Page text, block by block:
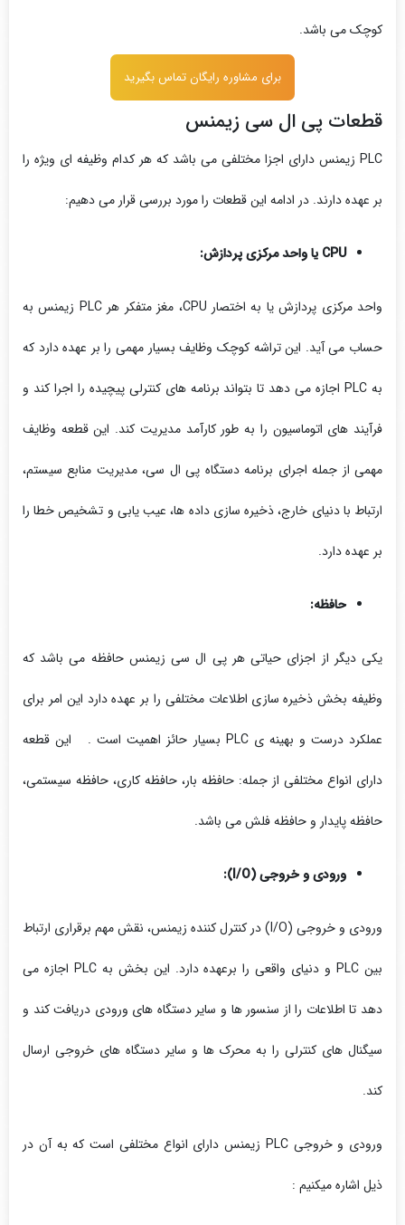
کوچک می باشد.
برای مشاوره رایگان تماس بگیرید
قطعات پی ال سی زیمنس
PLC زیمنس دارای اجزا مختلفی می باشد که هر کدام وظیفه ‌ای ویژه را
بر عهده دارند. در ادامه این قطعات را مورد بررسی قرار می دهیم:
CPU یا واحد مرکزی پردازش:
واحد مرکزی پردازش یا به اختصار CPU، مغز متفکر هر PLC زیمنس به
حساب می آید. این تراشه کوچک وظایف بسیار مهمی را بر عهده دارد که
به PLC اجازه می‌ دهد تا بتواند برنامه‌ های کنترلی پیچیده را اجرا کند و
فرآیند های اتوماسیون را به طور کارآمد مدیریت کند. این قطعه وظایف
مهمی از جمله اجرای برنامه دستگاه پی ال سی، مدیریت منابع سیستم،
ارتباط با دنیای خارج، ذخیره سازی داده ها، عیب یابی و تشخیص خطا را
بر عهده دارد.
حافظه:
یکی دیگر از اجزای حیاتی هر پی ال سی زیمنس حافظه می باشد که
وظیفه بخش ذخیره سازی اطلاعات مختلفی را بر عهده دارد این امر برای
عملکرد درست و بهینه ی PLC بسیار حائز اهمیت است . این قطعه
دارای انواع مختلفی از جمله: حافظه بار، حافظه کاری، حافظه سیستمی،
حافظه پایدار و حافظه فلش می باشد.
ورودی و خروجی (I/O):
ورودی و خروجی (I/O) در کنترل کننده زیمنس، نقش مهم برقراری ارتباط
بین PLC و دنیای واقعی را برعهده دارد. این بخش به PLC اجازه می
‌دهد تا اطلاعات را از سنسور ها و سایر دستگاه‌ های ورودی دریافت کند و
سیگنال‌ های کنترلی را به محرک ‌ها و سایر دستگاه‌ های خروجی ارسال
کند.
ورودی و خروجی PLC زیمنس دارای انواع مختلفی است که به آن در
ذیل اشاره میکنیم :